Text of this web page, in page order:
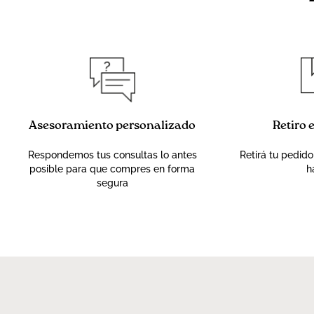
Asesoramiento personalizado
Respondemos tus consultas lo antes
posible para que compres en forma
segura
Retiro
Retirá tu